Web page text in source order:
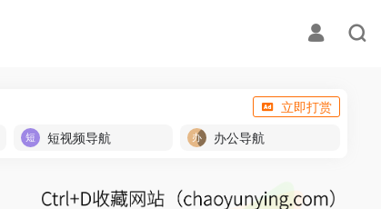
立即打赏
短视频导航 办公导航